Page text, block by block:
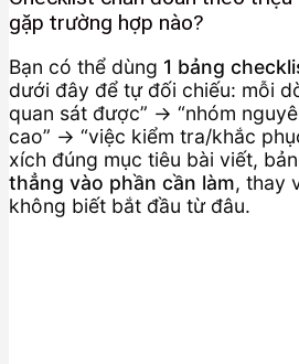
gặp trường hợp nào?
Bạn có thể dùng 1 bảng
dưới đây để tự đối chiếu: mỗi
quan sát được” → “nhóm
cao” → “việc kiểm tra/khắc
xích đúng mục tiêu bài viết,
thẳng vào phần cần làm, thay
không biết bắt đầu từ đâu.